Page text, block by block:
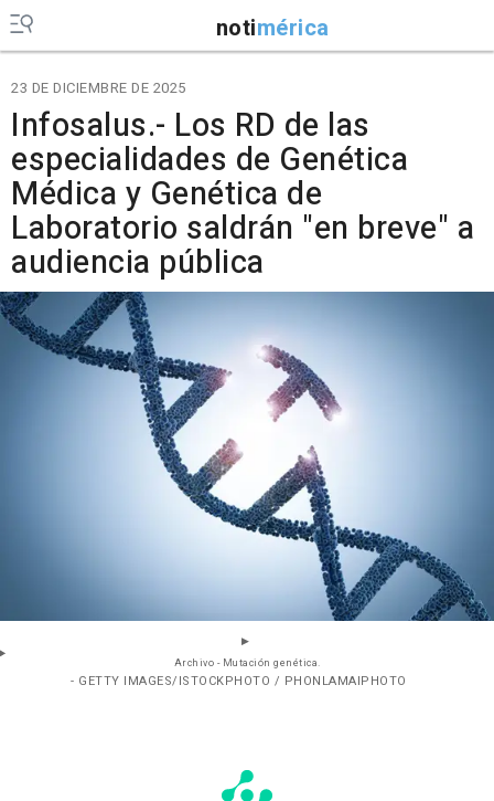
notimérica
23 DE DICIEMBRE DE 2025
Infosalus.- Los RD de las
especialidades de Genética
Médica y Genética de
Laboratorio saldrán "en breve" a
audiencia pública
Archivo - Mutación genética.
- GETTY IMAGES/ISTOCKPHOTO / PHONLAMAIPHOTO